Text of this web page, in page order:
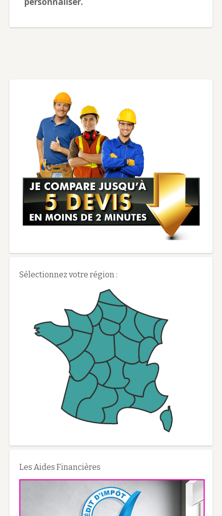
Sélectionnez votre région :
Les Aides Financières